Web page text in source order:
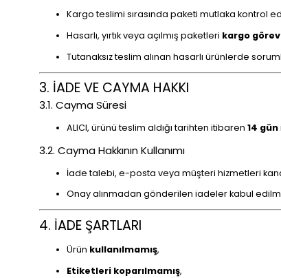
Kargo teslimi sırasında paketi mutlaka kontrol
Hasarlı, yırtık veya açılmış paketleri kargo
Tutanaksız teslim alınan hasarlı ürünlerde
3. İADE VE CAYMA HAKKI
3.1. Cayma Süresi
ALICI, ürünü teslim aldığı tarihten itibaren 14 gün
3.2. Cayma Hakkının Kullanımı
İade talebi, e-posta veya müşteri hizmetleri
Onay alınmadan gönderilen iadeler kabul
4. İADE ŞARTLARI
Ürün kullanılmamış,
Etiketleri koparılmamış,